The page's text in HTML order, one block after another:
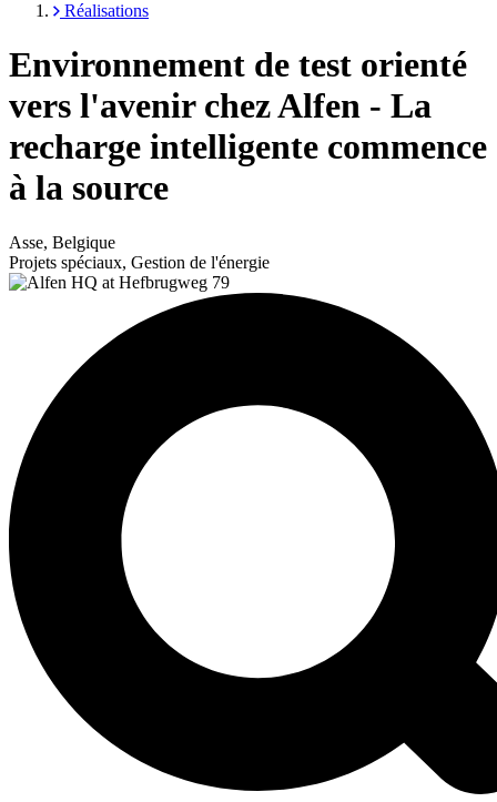
Réalisations
Environnement de test orienté
vers l'avenir chez Alfen - La
recharge intelligente commence
à la source
Asse, Belgique
Projets spéciaux, Gestion de l'énergie